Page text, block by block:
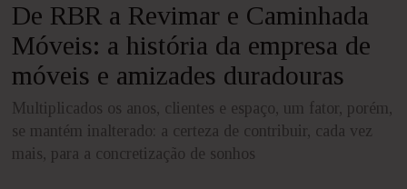
De RBR a Revimar e Caminhada
Móveis: a história da empresa de
móveis e amizades duradouras
Multiplicados os anos, clientes e espaço, um fator, porém,
se mantém inalterado: a certeza de contribuir, cada vez
mais, para a concretização de sonhos